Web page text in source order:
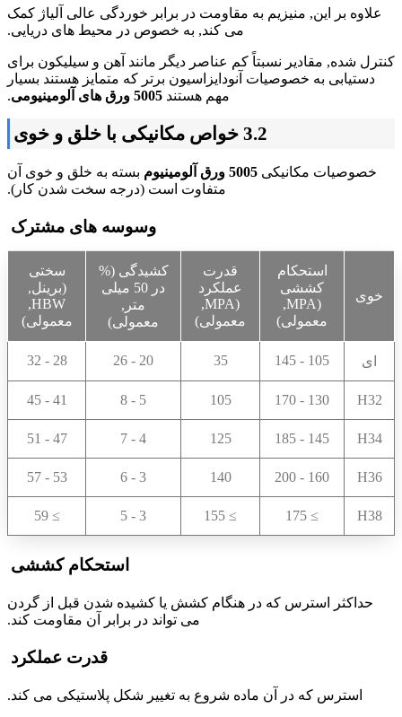
علاوه بر این, منیزیم به مقاومت در برابر خوردگی عالی آلیاژ کمک
می کند, به خصوص در محیط های دریایی.
کنترل شده, مقادیر نسبتاً کم عناصر دیگر مانند آهن و سیلیکون برای
دستیابی به خصوصیات آنودایزاسیون برتر که متمایز هستند بسیار
مهم هستند 5005 ورق های آلومینیومی .
3.2 خواص مکانیکی با خلق و خوی
خصوصیات مکانیکی 5005 ورق آلومینیوم
بسته به خلق و خوی آن
متفاوت است (درجه سخت شدن کار).
وسوسه های مشترک
خوی
استحکام
کششی
(MPA,
معمولی)
قدرت
عملکرد
(MPA,
معمولی)
کشیدگی (%
در 50 میلی
متر,
معمولی)
سختی
(برینل,
HBW,
معمولی)
ای 105 - 145
35
20 - 26
28 - 32
H32
130 - 170
105
5 - 8
41 - 45
H34
145 - 185
125
4 - 7
47 - 51
H36
160 - 200
140
3 - 6
53 - 57
H38
≥ 175
≥ 155
3 - 5
≥ 59
استحکام کششی
حداکثر استرس که در هنگام کشش یا کشیده شدن قبل از گردن
می تواند در برابر آن مقاومت کند.
قدرت عملکرد
استرس که در آن ماده شروع به تغییر شکل پلاستیکی می کند.